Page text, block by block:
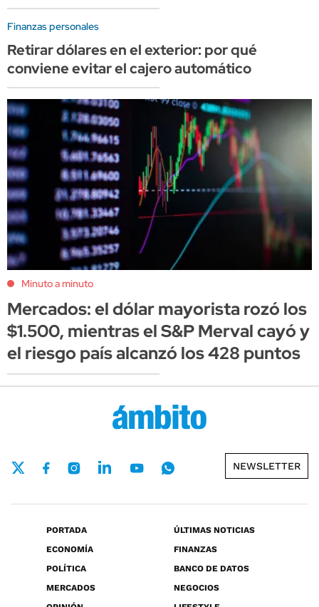
Finanzas personales
Retirar dólares en el exterior: por qué
conviene evitar el cajero automático
Minuto a minuto
Mercados: el dólar mayorista rozó los
$1.500, mientras el S&P Merval cayó y
el riesgo país alcanzó los 428 puntos
NEWSLETTER
PORTADA
ÚLTIMAS NOTICIAS
ECONOMÍA
FINANZAS
POLÍTICA
BANCO DE DATOS
MERCADOS
NEGOCIOS